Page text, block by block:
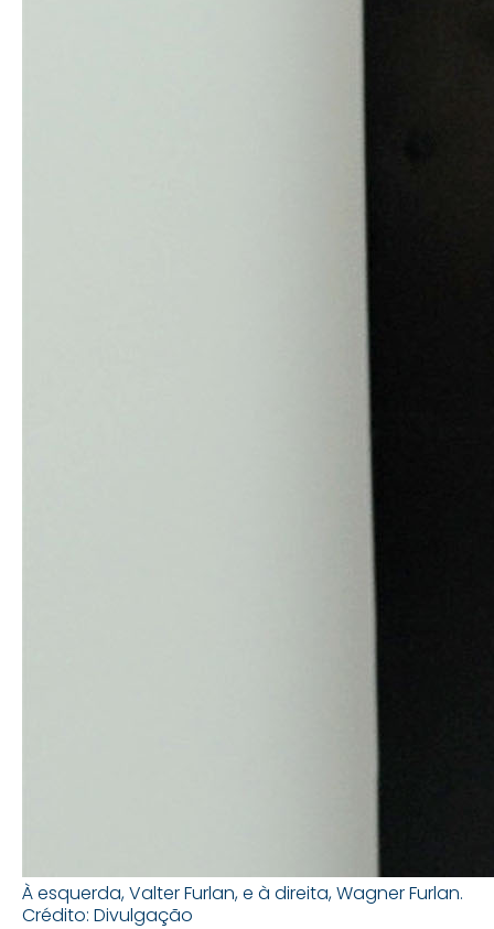
À esquerda, Valter Furlan, e à direita, Wagner Furlan.
Crédito: Divulgação